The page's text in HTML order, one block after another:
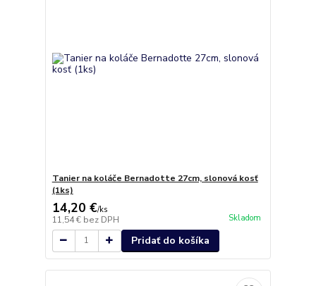
Tanier na koláče Bernadotte 27cm, slonová kosť
(1ks)
14,20 €/ks
11,54 € bez DPH Skladom
Pridať do košíka